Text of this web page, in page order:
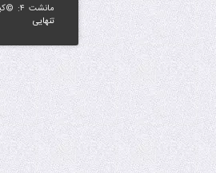
مانشت ۴: ©کپی‌رایت سال ۱۳۹۵. همه حقوق برای
تنهایی